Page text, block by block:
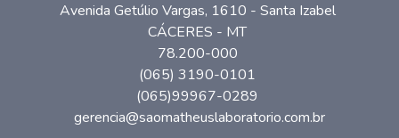
Avenida Getúlio Vargas, 1610 - Santa Izabel
CÁCERES - MT
78.200-000
(065) 3190-0101
(065)99967-0289
gerencia@saomatheuslaboratorio.com.br